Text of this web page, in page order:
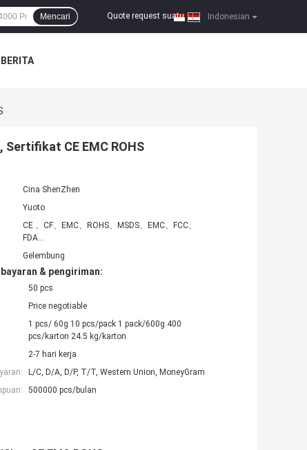
Indonesian
Quote request suatu |
Mencari
BERITA
CE EMC ROHS
Cina ShenZhen
Yuoto
CE 、CF、EMC、ROHS、MSDS、EMC、FCC、
FDA...
Gelembung
& pengiriman:
50 pcs
Price negotiable
1 pcs/ 60g 10 pcs/pack 1 pack/600g 400
pcs/karton 24.5 kg/karton
2-7 hari kerja
L/C, D/A, D/P, T/T, Western Union, MoneyGram
500000 pcs/bulan